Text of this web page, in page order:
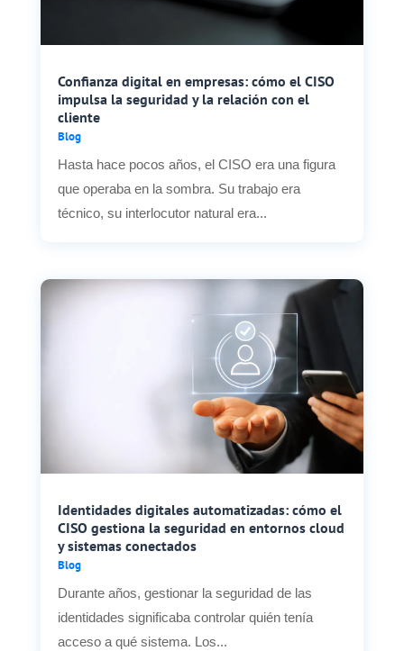
Confianza digital en empresas: cómo el CISO
impulsa la seguridad y la relación con el
cliente
Blog
Hasta hace pocos años, el CISO era una figura
que operaba en la sombra. Su trabajo era
técnico, su interlocutor natural era...
Identidades digitales automatizadas: cómo el
CISO gestiona la seguridad en entornos cloud
y sistemas conectados
Blog
Durante años, gestionar la seguridad de las
identidades significaba controlar quién tenía
acceso a qué sistema. Los...